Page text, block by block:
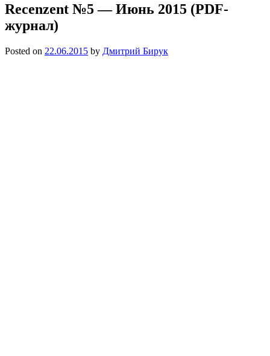
Recenzent №5 — Июнь 2015 (PDF-
журнал)
Posted on 22.06.2015 by Дмитрий Бирук